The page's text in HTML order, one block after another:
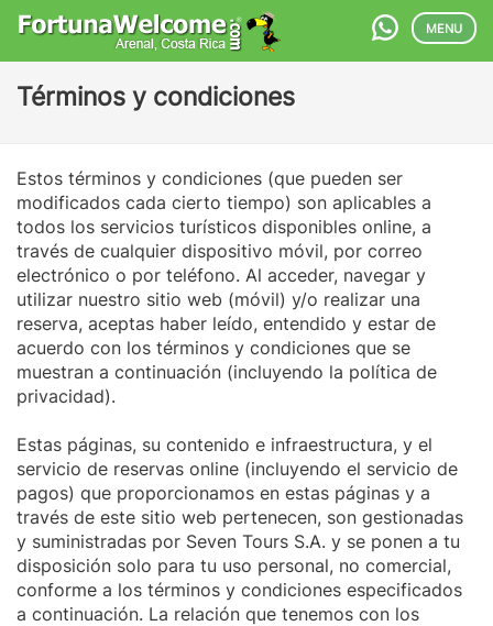
MENU
Términos y condiciones
Estos términos y condiciones (que pueden ser
modificados cada cierto tiempo) son aplicables a
todos los servicios turísticos disponibles online, a
través de cualquier dispositivo móvil, por correo
electrónico o por teléfono. Al acceder, navegar y
utilizar nuestro sitio web (móvil) y/o realizar una
reserva, aceptas haber leído, entendido y estar de
acuerdo con los términos y condiciones que se
muestran a continuación (incluyendo la política de
privacidad).
Estas páginas, su contenido e infraestructura, y el
servicio de reservas online (incluyendo el servicio de
pagos) que proporcionamos en estas páginas y a
través de este sitio web pertenecen, son gestionadas
y suministradas por Seven Tours S.A. y se ponen a tu
disposición solo para tu uso personal, no comercial,
conforme a los términos y condiciones especificados
a continuación. La relación que tenemos con los